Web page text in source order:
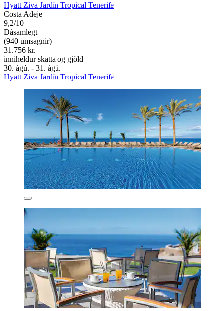
Hyatt Ziva Jardín Tropical Tenerife
Costa Adeje
9,2/10
Dásamlegt
(940 umsagnir)
31.756 kr.
inniheldur skatta og gjöld
30. ágú. - 31. ágú.
Hyatt Ziva Jardín Tropical Tenerife